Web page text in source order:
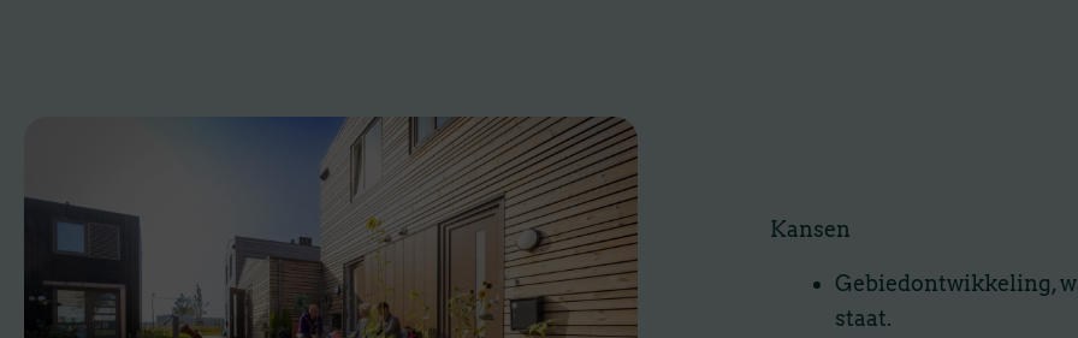
Kansen
Gebiedontwikkeling,
staat.